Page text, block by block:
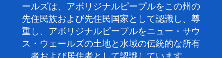
ールズは、アボリジナルピープルをこの州の
先住民族および先住民国家として認識し、尊
重し、アボリジナルピープルをニュー・サウ
ス・ウェールズの土地と水域の伝統的な所有